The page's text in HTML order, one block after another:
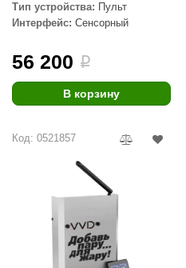
Тип устройства: Пульт
Интерфейс: Сенсорный
56 200 i
В корзину
Код: 0521857